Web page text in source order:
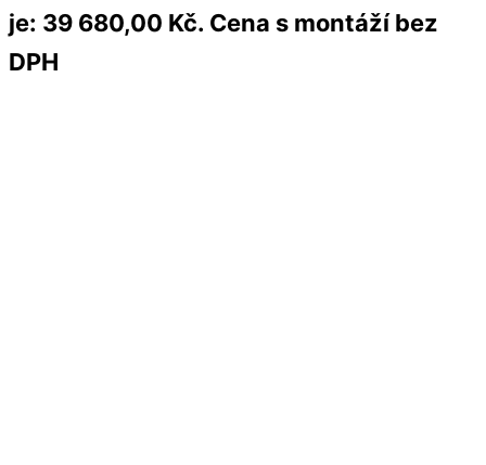
je: 39 680,00 Kč. Cena s montáží bez
DPH